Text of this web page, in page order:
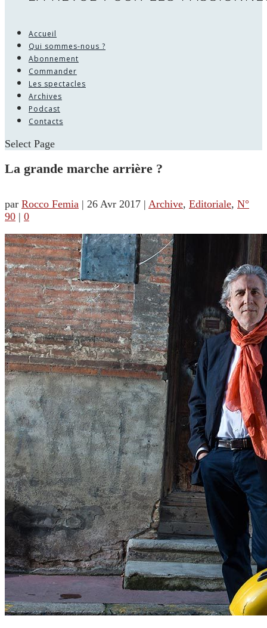
Accueil
Qui sommes-nous ?
Abonnement
Commander
Les spectacles
Archives
Podcast
Contacts
Select Page
La grande marche arrière ?
par Rocco Femia | 26 Avr 2017 | Archive, Editoriale, N°
90 | 0